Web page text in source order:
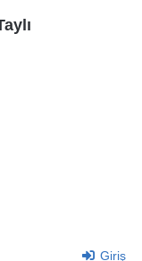
Giriş